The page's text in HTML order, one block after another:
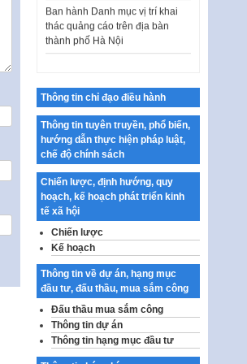
thác quảng cáo trên địa bàn
thành phố Hà Nội
Kế hoạch Tổ chức Cuộc thi
Công bố công khai dự toán kinh
phí xây dựng pháp luật, hoàn
thiện thể chế, chính…
Quy định về nghiên cứu, ứng
dụng khoa học, công nghệ, đổi
mới sáng tạo và chuyển…
Quy định chi tiết và hướng dẫn
thi hành một số điều của Luật Lý
lịch tư…
Sửa đổi, bổ sung một số nội
dung tại Nghị quyết số 30/NQ-
CP ngày 24 tháng 02…
Ban hành Chương trình hành
động của Chính phủ thực hiện
Nghị quyết số 02-NQ/TW ngày
Thông tin chỉ đạo điều hành
Thông tin tuyên truyền, phổ biến,
hướng dẫn thực hiện pháp luật,
chế độ chính sách
Chiến lược, định hướng, quy
hoạch, kế hoạch phát triển kinh
tế xã hội
Chiến lược
Kế hoạch
Thông tin về dự án, hạng mục
đầu tư, đấu thầu, mua sắm công
Đấu thầu mua sắm công
Thông tin dự án
Thông tin hạng mục đầu tư